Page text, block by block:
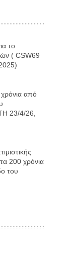
το
( CSW69
από
23/4/26,
200 χρόνια
του